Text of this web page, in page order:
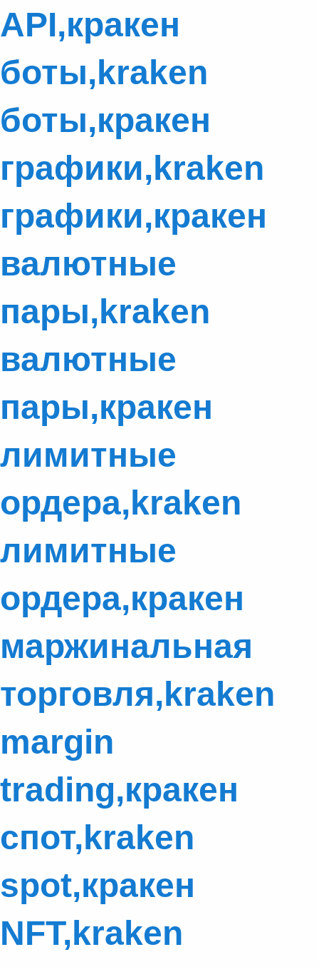
API,кракен
боты,kraken
боты,кракен
графики,kraken
графики,кракен
валютные
пары,kraken
валютные
пары,кракен
лимитные
ордера,kraken
лимитные
ордера,кракен
маржинальная
торговля,kraken
margin
trading,кракен
спот,kraken
spot,кракен
NFT,kraken